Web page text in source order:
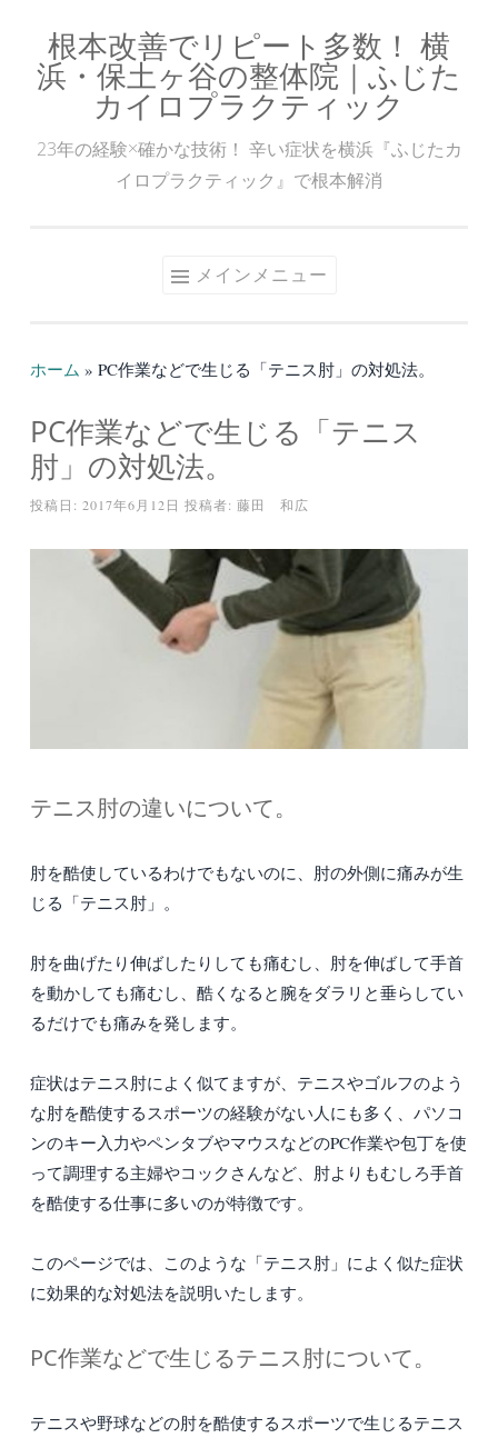
ン
根本改善でリピート多数！ 横
浜・保土ヶ谷の整体院｜ふじた
カイロプラクティック
23年の経験×確かな技術！ 辛い症状を横浜『ふじたカ
イロプラクティック』で根本解消
メインメニュー
ホーム » PC作業などで生じる「テニス肘」の対処法。
PC作業などで生じる「テニス
肘」の対処法。
投稿日: 2017年6月12日 投稿者: 藤田 和広
テニス肘の違いについて。
肘を酷使しているわけでもないのに、肘の外側に痛みが生
じる「テニス肘」。
肘を曲げたり伸ばしたりしても痛むし、肘を伸ばして手首
を動かしても痛むし、酷くなると腕をダラリと垂らしてい
るだけでも痛みを発します。
症状はテニス肘によく似てますが、テニスやゴルフのよう
な肘を酷使するスポーツの経験がない人にも多く、パソコ
ンのキー入力やペンタブやマウスなどのPC作業や包丁を使
って調理する主婦やコックさんなど、肘よりもむしろ手首
を酷使する仕事に多いのが特徴です。
このページでは、このような「テニス肘」によく似た症状
に効果的な対処法を説明いたします。
PC作業などで生じるテニス肘について。
テニスや野球などの肘を酷使するスポーツで生じるテニス